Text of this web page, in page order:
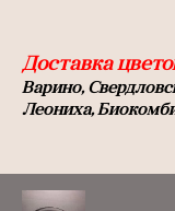
Доставка
Варино,
Леониха,